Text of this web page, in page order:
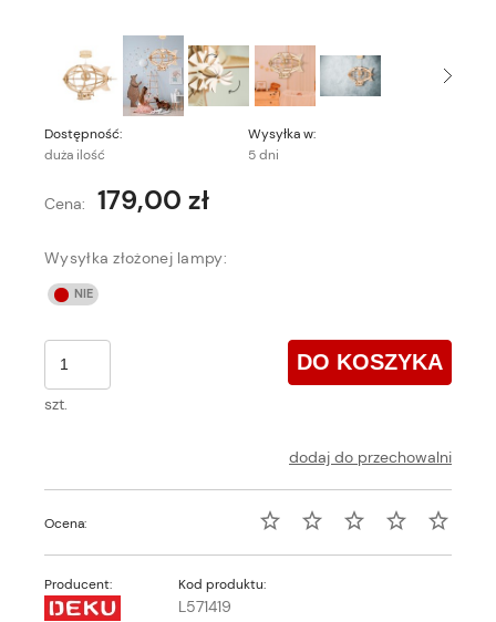
Dostępność:
duża ilość
Wysyłka w:
5 dni
Cena: 179,00 zł
Wysyłka złożonej lampy:
szt.
DO KOSZYKA
dodaj do przechowalni
Ocena:
Producent: Kod produktu:
L571419